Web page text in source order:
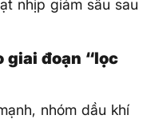
nhịp giảm sâu sau
giai đoạn “lọc
nhóm dầu khí